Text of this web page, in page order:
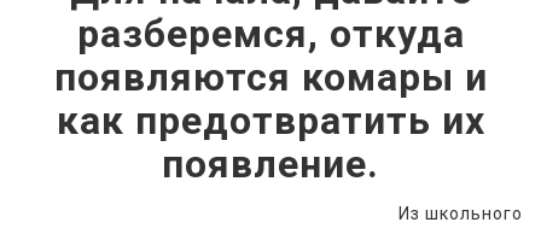
разберемся, откуда
появляются комары и
как предотвратить их
появление.
Из школьного